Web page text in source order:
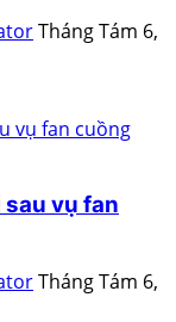
Tháng Tám 6,
sau vụ fan
Tháng Tám 6,